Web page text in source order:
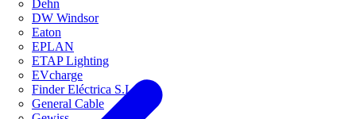
Dehn
DW Windsor
Eaton
EPLAN
ETAP Lighting
EVcharge
Finder Eléctrica S.L.U
General Cable